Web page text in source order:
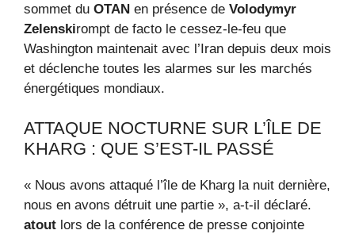
sommet du OTAN en présence de Volodymyr
Zelenskirompt de facto le cessez-le-feu que
Washington maintenait avec l’Iran depuis deux mois
et déclenche toutes les alarmes sur les marchés
énergétiques mondiaux.
ATTAQUE NOCTURNE SUR L’ÎLE DE
KHARG : QUE S’EST-IL PASSÉ
« Nous avons attaqué l’île de Kharg la nuit dernière,
nous en avons détruit une partie », a-t-il déclaré.
atout lors de la conférence de presse conjointe